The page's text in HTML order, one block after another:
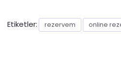
Etiketler: rezervem online